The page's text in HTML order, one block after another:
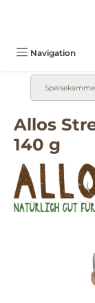
Navigation
Allos
140 g
Bildergalerie